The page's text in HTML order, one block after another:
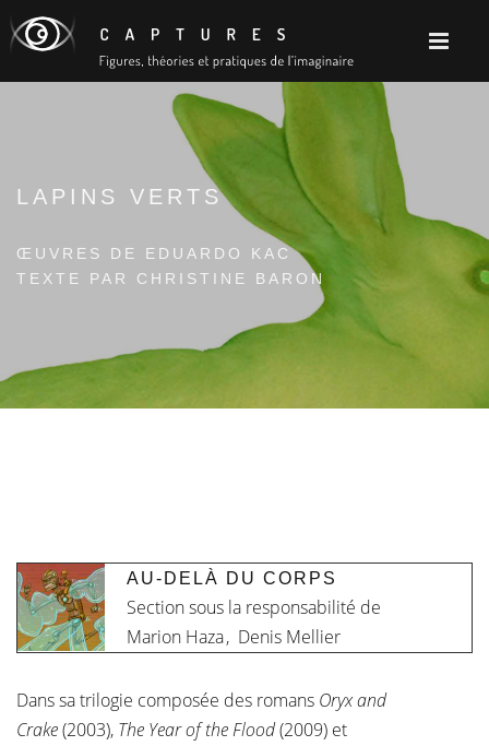
LAPINS VERTS
ŒUVRES DE EDUARDO KAC
TEXTE PAR CHRISTINE BARON
AU-DELÀ DU CORPS
Section sous la responsabilité de
Marion Haza, Denis Mellier
Dans sa trilogie composée des romans Oryx and
Crake(2003), The Year of the Flood(2009) et